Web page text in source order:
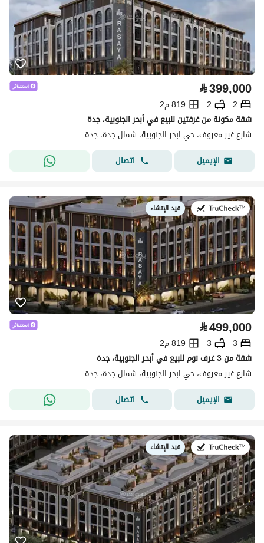
⃁399,000
2
2
819 م2
شقة مكونة من غرفتين للبيع في أبحر الجنوبية، جدة
شارع غير معروف، حي ابحر الجنوبية، شمال جدة، جدة
الإيميل
اتصال
في:قيد الإنشاء
⃁499,000
3
3
819 م2
شقة من 3 غرف نوم للبيع في أبحر الجنوبية، جدة
شارع غير معروف، حي ابحر الجنوبية، شمال جدة، جدة
الإيميل
اتصال
في:قيد الإنشاء